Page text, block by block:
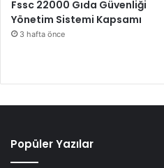
Fssc 22000 Gıda Güvenliği
Yönetim Sistemi Kapsamı
3 hafta önce
Popüler Yazılar